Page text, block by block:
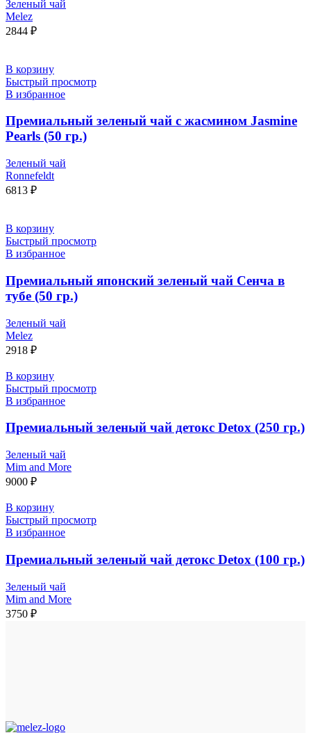
Зеленый чай
Melez
2844 ₽
В корзину
Быстрый просмотр
В избранное
Премиальный зеленый чай с жасмином Jasmine
Pearls (50 гр.)
Зеленый чай
Ronnefeldt
6813 ₽
В корзину
Быстрый просмотр
В избранное
Премиальный японский зеленый чай Сенча в
тубе (50 гр.)
Зеленый чай
Melez
2918 ₽
В корзину
Быстрый просмотр
В избранное
Премиальный зеленый чай детокс Detox (250 гр.)
Зеленый чай
Mim and More
9000 ₽
В корзину
Быстрый просмотр
В избранное
Премиальный зеленый чай детокс Detox (100 гр.)
Зеленый чай
Mim and More
3750 ₽